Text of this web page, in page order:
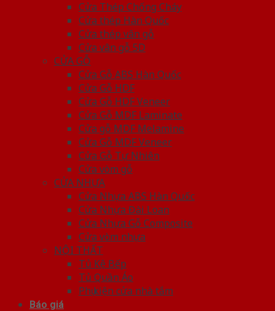
Cửa Thép Chống Cháy
Cửa thép Hàn Quốc
Cửa thép vân gỗ
Cửa vân gỗ 5D
CỬA GỖ
Cửa Gỗ ABS Hàn Quốc
Cửa Gỗ HDF
Cửa Gỗ HDF Veneer
Cửa Gỗ MDF Laminate
Cửa gỗ MDF Melamine
Cửa Gỗ MDF Veneer
Cửa Gỗ Tự Nhiên
Cửa vòm gỗ
CỬA NHỰA
Cửa Nhựa ABS Hàn Quốc
Cửa Nhựa Đài Loan
Cửa Nhựa Gỗ Composite
Cửa vòm nhựa
NỘI THẤT
Tủ Kệ Bếp
Tủ Quần Áo
Phụ kiện cửa nhà tắm
Báo giá